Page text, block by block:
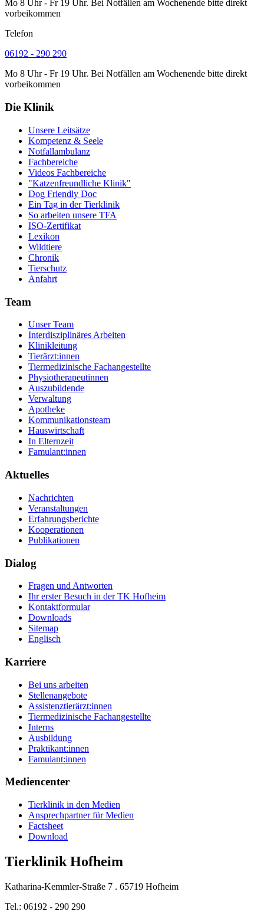
Mo 8 Uhr - Fr 19 Uhr. Bei Notfällen am Wochenende bitte direkt
vorbeikommen
Telefon
06192 - 290 290
Mo 8 Uhr - Fr 19 Uhr. Bei Notfällen am Wochenende bitte direkt
vorbeikommen
Die Klinik
Unsere Leitsätze
Kompetenz & Seele
Notfallambulanz
Fachbereiche
Videos Fachbereiche
"Katzenfreundliche Klinik"
Dog Friendly Doc
Ein Tag in der Tierklinik
So arbeiten unsere TFA
ISO-Zertifikat
Lexikon
Wildtiere
Chronik
Tierschutz
Anfahrt
Team
Unser Team
Interdisziplinäres Arbeiten
Klinikleitung
Tierärzt:innen
Tiermedizinische Fachangestellte
Physiotherapeutinnen
Auszubildende
Verwaltung
Apotheke
Kommunikationsteam
Hauswirtschaft
In Elternzeit
Famulant:innen
Aktuelles
Nachrichten
Veranstaltungen
Erfahrungsberichte
Kooperationen
Publikationen
Dialog
Fragen und Antworten
Ihr erster Besuch in der TK Hofheim
Kontaktformular
Downloads
Sitemap
Englisch
Karriere
Bei uns arbeiten
Stellenangebote
Assistenztierärzt:innen
Tiermedizinische Fachangestellte
Interns
Ausbildung
Praktikant:innen
Famulant:innen
Mediencenter
Tierklinik in den Medien
Ansprechpartner für Medien
Factsheet
Download
Tierklinik Hofheim
Katharina-Kemmler-Straße 7 . 65719 Hofheim
Tel.: 06192 - 290 290